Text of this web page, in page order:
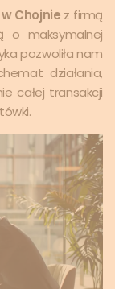
Chojnie z firmą
o maksymalnej
pozwoliła nam
działania,
całej transakcji